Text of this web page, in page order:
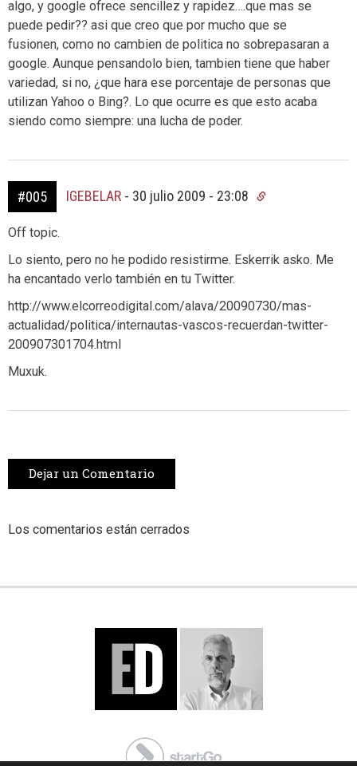
algo, y google ofrece sencillez y rapidez….que mas se
puede pedir?? asi que creo que por mucho que se
fusionen, como no cambien de politica no sobrepasaran a
google. Aunque pensandolo bien, tambien tiene que haber
variedad, si no, ¿que hara ese porcentaje de personas que
utilizan Yahoo o Bing?. Lo que ocurre es que esto acaba
siendo como siempre: una lucha de poder.
#005 IGEBELAR - 30 julio 2009 - 23:08
Off topic.
Lo siento, pero no he podido resistirme. Eskerrik asko. Me
ha encantado verlo también en tu Twitter.
http://www.elcorreodigital.com/alava/20090730/mas-
actualidad/politica/internautas-vascos-recuerdan-twitter-
200907301704.html
Muxuk.
Dejar un Comentario
Los comentarios están cerrados